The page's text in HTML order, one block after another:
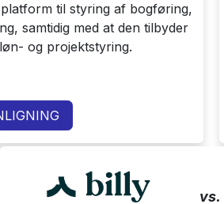
til styring af bogføring,
samtidig med at den tilbyder
og projektstyring.
vs.